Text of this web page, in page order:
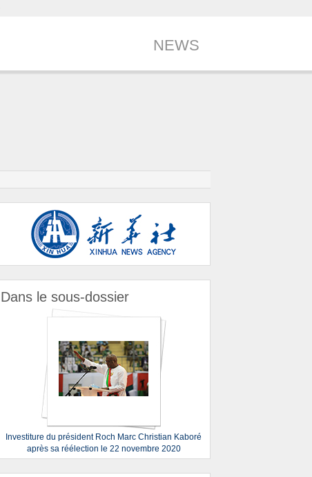
NEWS
Dans le sous-dossier
Investiture du président Roch Marc Christian Kaboré
après sa réélection le 22 novembre 2020